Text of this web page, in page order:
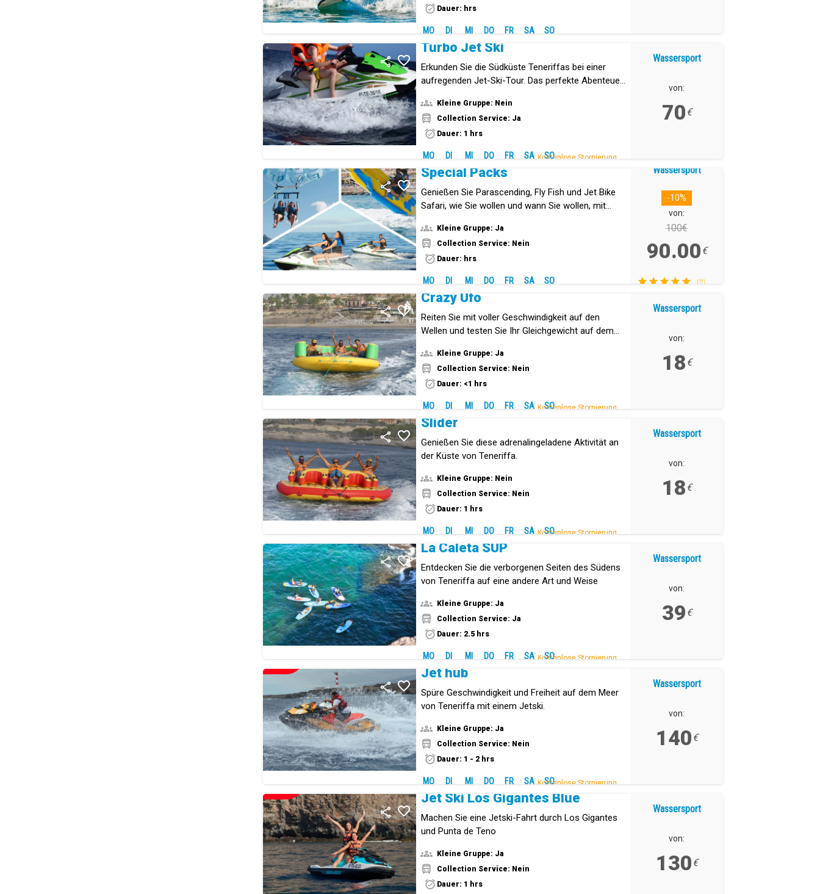
Dauer: hrs
MO DI MI DO FR SA SO
Turbo Jet Ski
Erkunden Sie die Südküste Teneriffas bei einer
aufregenden Jet-Ski-Tour. Das perfekte Abenteuer,
Kleine Gruppe: Nein
Collection Service: Ja
Dauer: 1 hrs
MO DI MI DO FR SA SO
Kostenlose Stornierung.
Wassersport
von:
70 €
Special Packs
Genießen Sie Parascending, Fly Fish und Jet Bike
Safari, wie Sie wollen und wann Sie wollen, mit
Kleine Gruppe: Ja
Collection Service: Nein
Dauer: hrs
MO DI MI DO FR SA SO
Wassersport
-10%
von:
100€
90.00 €
(2)
Crazy Ufo
Reiten Sie mit voller Geschwindigkeit auf den
Wellen und testen Sie Ihr Gleichgewicht auf dem
Kleine Gruppe: Ja
Collection Service: Nein
Dauer: <1 hrs
MO DI MI DO FR SA SO
Kostenlose Stornierung.
Wassersport
von:
18 €
Slider
Genießen Sie diese adrenalingeladene Aktivität an
der Küste von Teneriffa.
Kleine Gruppe: Nein
Collection Service: Nein
Dauer: 1 hrs
MO DI MI DO FR SA SO
Kostenlose Stornierung.
Wassersport
von:
18 €
La Caleta SUP
Entdecken Sie die verborgenen Seiten des Südens
von Teneriffa auf eine andere Art und Weise
Kleine Gruppe: Ja
Collection Service: Ja
Dauer: 2.5 hrs
MO DI MI DO FR SA SO
Kostenlose Stornierung.
Wassersport
von:
39 €
Jet hub
Spüre Geschwindigkeit und Freiheit auf dem Meer
von Teneriffa mit einem Jetski.
Kleine Gruppe: Ja
Collection Service: Nein
Dauer: 1 - 2 hrs
MO DI MI DO FR SA SO
Kostenlose Stornierung.
Wassersport
von:
140 €
Jet Ski Los Gigantes Blue
Machen Sie eine Jetski-Fahrt durch Los Gigantes
und Punta de Teno
Kleine Gruppe: Ja
Collection Service: Nein
Dauer: 1 hrs
Wassersport
von:
130 €